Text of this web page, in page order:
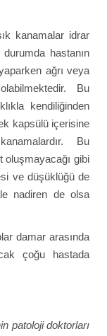
kanamalar idrar
hastanın
ağrı veya
Bu
kendiliğinden
kapsülü içerisine
Bu
oluşmayacağı gibi
ve düşüklüğü de
nadiren de olsa
damar arasında
çoğu hastada
patoloji doktorları